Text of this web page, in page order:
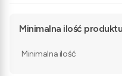
Minimalna ilość produktu
Minimalna ilość